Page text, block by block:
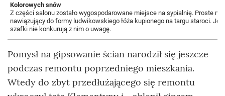
Kolorowych snów
Z części salonu zostało wygospodarowane miejsce na sypialnię. Proste
nawiązujący do formy ludwikowskiego łóża kupionego na targu staroci.
szafki nie konkurują z nim o uwagę.
Pomysł na gipsowanie ścian narodził się jeszcze
podczas remontu poprzedniego mieszkania.
Wtedy do zbyt przedłużającego się remontu